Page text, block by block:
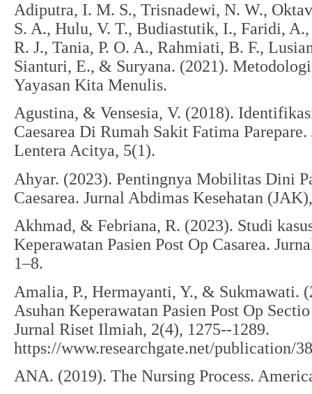
Adiputra, I. M. S., Trisnadewi, N. W.,
S. A., Hulu, V. T., Budiastutik, I., Faridi,
R. J., Tania, P. O. A., Rahmiati, B. F.,
Sianturi, E., & Suryana. (2021).
Yayasan Kita Menulis.
Agustina, & Vensesia, V. (2018).
Caesarea Di Rumah Sakit Fatima
Lentera Acitya, 5(1).
Ahyar. (2023). Pentingnya Mobilitas Dini
Caesarea. Jurnal Abdimas Kesehatan
Akhmad, & Febriana, R. (2023). Studi
Keperawatan Pasien Post Op Casarea.
1–8.
Amalia, P., Hermayanti, Y., & Sukmawati.
Asuhan Keperawatan Pasien Post Op
Jurnal Riset Ilmiah, 2(4), 1275--1289.
https://www.researchgate.net/
ANA. (2019). The Nursing Process.